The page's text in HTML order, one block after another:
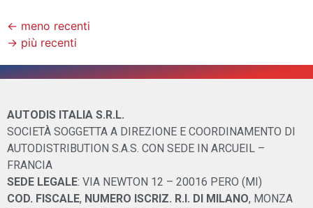
← meno recenti
→ più recenti
AUTODIS ITALIA S.R.L.
SOCIETÀ SOGGETTA A DIREZIONE E COORDINAMENTO DI
AUTODISTRIBUTION S.A.S. CON SEDE IN ARCUEIL –
FRANCIA
SEDE LEGALE: VIA NEWTON 12 – 20016 PERO (MI)
COD. FISCALE, NUMERO ISCRIZ. R.I. DI MILANO, MONZA